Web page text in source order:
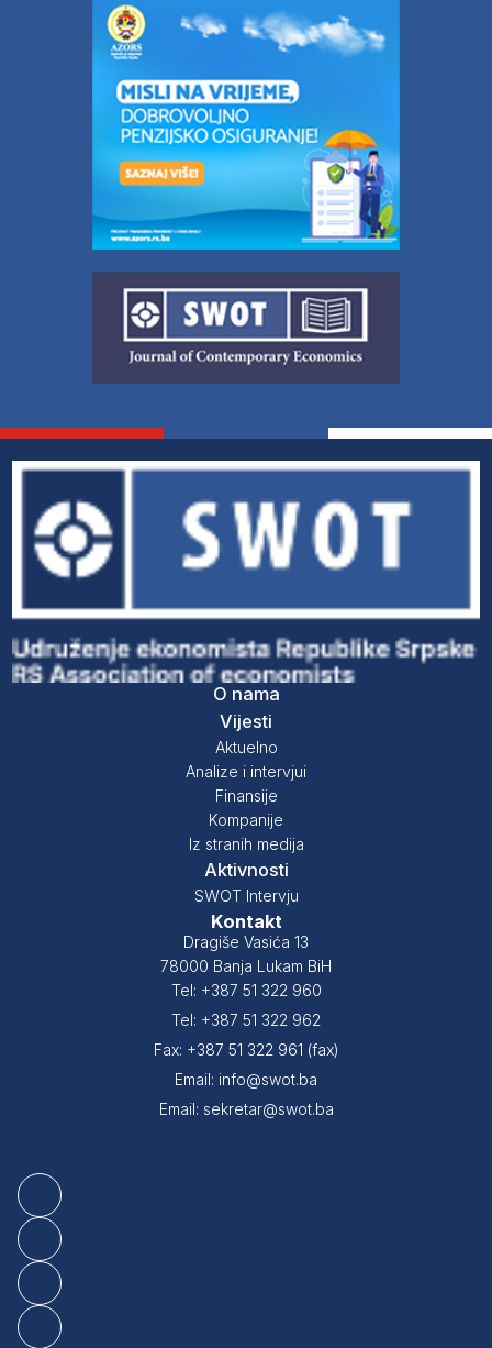
O nama
Vijesti
Aktuelno
Analize i intervjui
Finansije
Kompanije
Iz stranih medija
Aktivnosti
SWOT Intervju
Kontakt
Dragiše Vasića 13
78000 Banja Lukam BiH
Tel: +387 51 322 960
Tel: +387 51 322 962
Fax: +387 51 322 961 (fax)
Email: info@swot.ba
Email: sekretar@swot.ba